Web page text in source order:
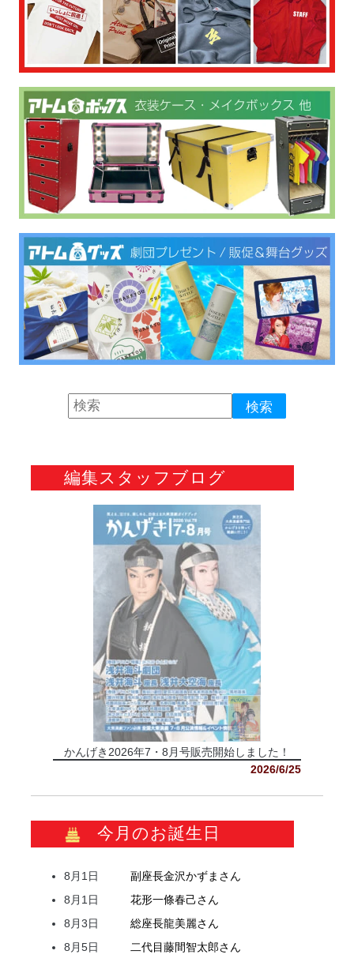
編集スタッフブログ
かんげき2026年7・8月号販売開始しました！
2026/6/25
今月のお誕生日
8月1日 副座長金沢かずま さん
8月1日
花形一條春己さん
8月3日
総座長龍美麗さん
8月5日
二代目藤間智太郎さん